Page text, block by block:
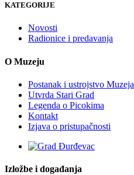
KATEGORIJE
Novosti
Radionice i predavanja
O Muzeju
Postanak i ustrojstvo Muzeja
Utvrda Stari Grad
Legenda o Picokima
Kontakt
Izjava o pristupačnosti
Izložbe i događanja